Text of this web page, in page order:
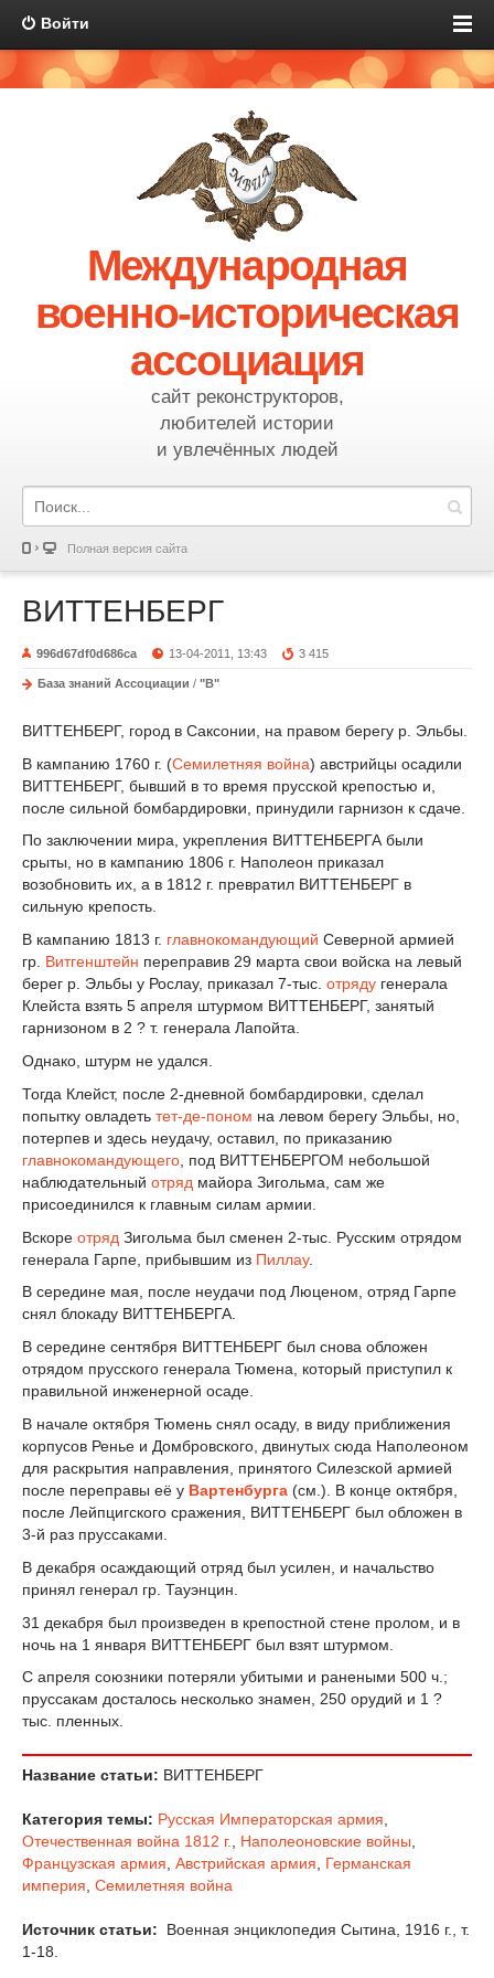
Войти
Международная
военно-историческая
ассоциация
сайт реконструкторов,
любителей истории
и увлечённых людей
Полная версия сайта
ВИТТЕНБЕРГ
996d67df0d686ca 13-04-2011, 13:43 3 415
База знаний Ассоциации / "В"
ВИТТЕНБЕРГ, город в Саксонии, на правом берегу р. Эльбы.
В кампанию 1760 г. (Семилетняя война) австрийцы осадили
ВИТТЕНБЕРГ, бывший в то время прусской крепостью и,
после сильной бомбардировки, принудили гарнизон к сдаче.
По заключении мира, укрепления ВИТТЕНБЕРГА были
срыты, но в кампанию 1806 г. Наполеон приказал
возобновить их, а в 1812 г. превратил ВИТТЕНБЕРГ в
сильную крепость.
В кампанию 1813 г. главнокомандующий Северной армией
гр. Витгенштейн переправив 29 марта свои войска на левый
берег р. Эльбы у Рослау, приказал 7-тыс. отряду генерала
Клейста взять 5 апреля штурмом ВИТТЕНБЕРГ, занятый
гарнизоном в 2 ? т. генерала Лапойта.
Однако, штурм не удался.
Тогда Клейст, после 2-дневной бомбардировки, сделал
попытку овладеть тет-де-поном на левом берегу Эльбы, но,
потерпев и здесь неудачу, оставил, по приказанию
главнокомандующего , под ВИТТЕНБЕРГОМ небольшой
наблюдательный отряд майора Зигольма, сам же
присоединился к главным силам армии.
Вскоре отряд Зигольма был сменен 2-тыс. Русским отрядом
генерала Гарпе, прибывшим из Пиллау.
В середине мая, после неудачи под Люценом, отряд Гарпе
снял блокаду ВИТТЕНБЕРГА.
В середине сентября ВИТТЕНБЕРГ был снова обложен
отрядом прусского генерала Тюмена, который приступил к
правильной инженерной осаде.
В начале октября Тюмень снял осаду, в виду приближения
корпусов Ренье и Домбровского, двинутых сюда Наполеоном
для раскрытия направления, принятого Силезской армией
после переправы её у Вартенбурга (см.). В конце октября,
после Лейпцигского сражения, ВИТТЕНБЕРГ был обложен в
3-й раз пруссаками.
В декабря осаждающий отряд был усилен, и начальство
принял генерал гр. Тауэнцин.
31 декабря был произведен в крепостной стене пролом, и в
ночь на 1 января ВИТТЕНБЕРГ был взят штурмом.
С апреля союзники потеряли убитыми и ранеными 500 ч.;
пруссакам досталось несколько знамен, 250 орудий и 1 ?
тыс. пленных.
Название статьи: ВИТТЕНБЕРГ
Категория темы: Русская Императорская армия,
Отечественная война 1812 г., Наполеоновские войны,
Французская армия, Австрийская армия, Германская
империя, Семилетняя война
Источник статьи:
Военная энциклопедия Сытина, 1916 г., т.
1-18.